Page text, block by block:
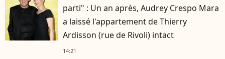
parti" : Un an après, Audrey Crespo Mara
a laissé l'appartement de Thierry
Ardisson (rue de Rivoli) intact
14:21